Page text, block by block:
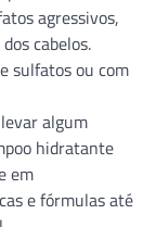
agressivos,
cabelos.
sulfatos ou com
algum
hidratante
em
e fórmulas até